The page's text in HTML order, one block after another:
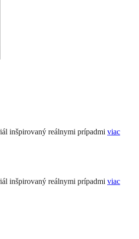
inšpirovaný reálnymi prípadmi viac
inšpirovaný reálnymi prípadmi viac